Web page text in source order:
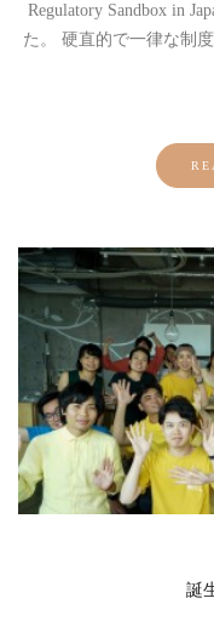
Regulatory Sandbox in
た。 硬直的で一律な制
誕